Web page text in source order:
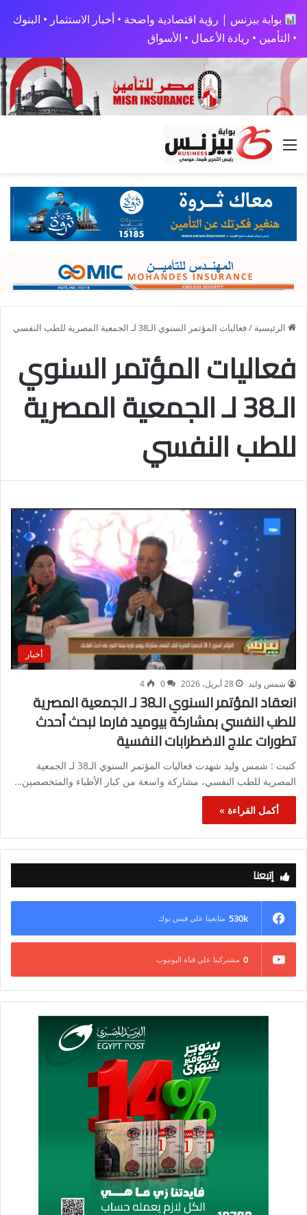
بوابة بيزنس | رؤية اقتصادية واضحة • أخبار الاستثمار • البنوك
• التأمين • ريادة الأعمال • الأسواق
القائمة
الرئيسية /فعاليات المؤتمر السنوي الـ38 لـ الجمعية المصرية للطب النفسي
فعاليات المؤتمر السنوي
الـ38 لـ الجمعية المصرية
للطب النفسي
أخبار
شمس وليد 28 أبريل، 2026 0
4
انعقاد المؤتمر السنوي الـ38 لـ الجمعية المصرية
للطب النفسي بمشاركة بيوميد فارما لبحث أحدث
تطورات علاج الاضطرابات النفسية
كتبت : شمس وليد شهدت فعاليات المؤتمر السنوي الـ38 لـ الجمعية
المصرية للطب النفسي، مشاركة واسعة من كبار الأطباء والمتخصصين…
أكمل القراءة »
إتبعنا
530k متابعينا علي فيس بوك
0 مشتركينا علي قناة اليوتيوب